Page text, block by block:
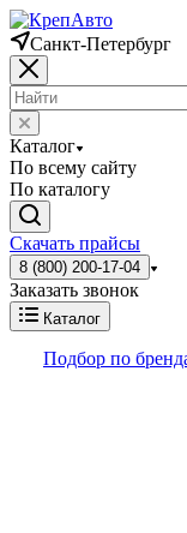
Санкт-Петербург
Каталог
По всему сайту
По каталогу
Скачать прайсы
8 (800) 200-17-04
Заказать звонок
Каталог
Подбор по